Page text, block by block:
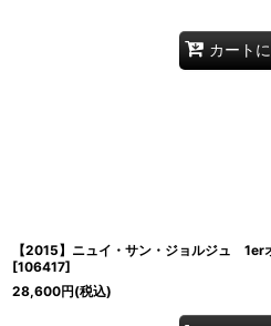
カート
【2015】ニュイ・サン・ジョルジュ
[106417]
28,600円(税込)